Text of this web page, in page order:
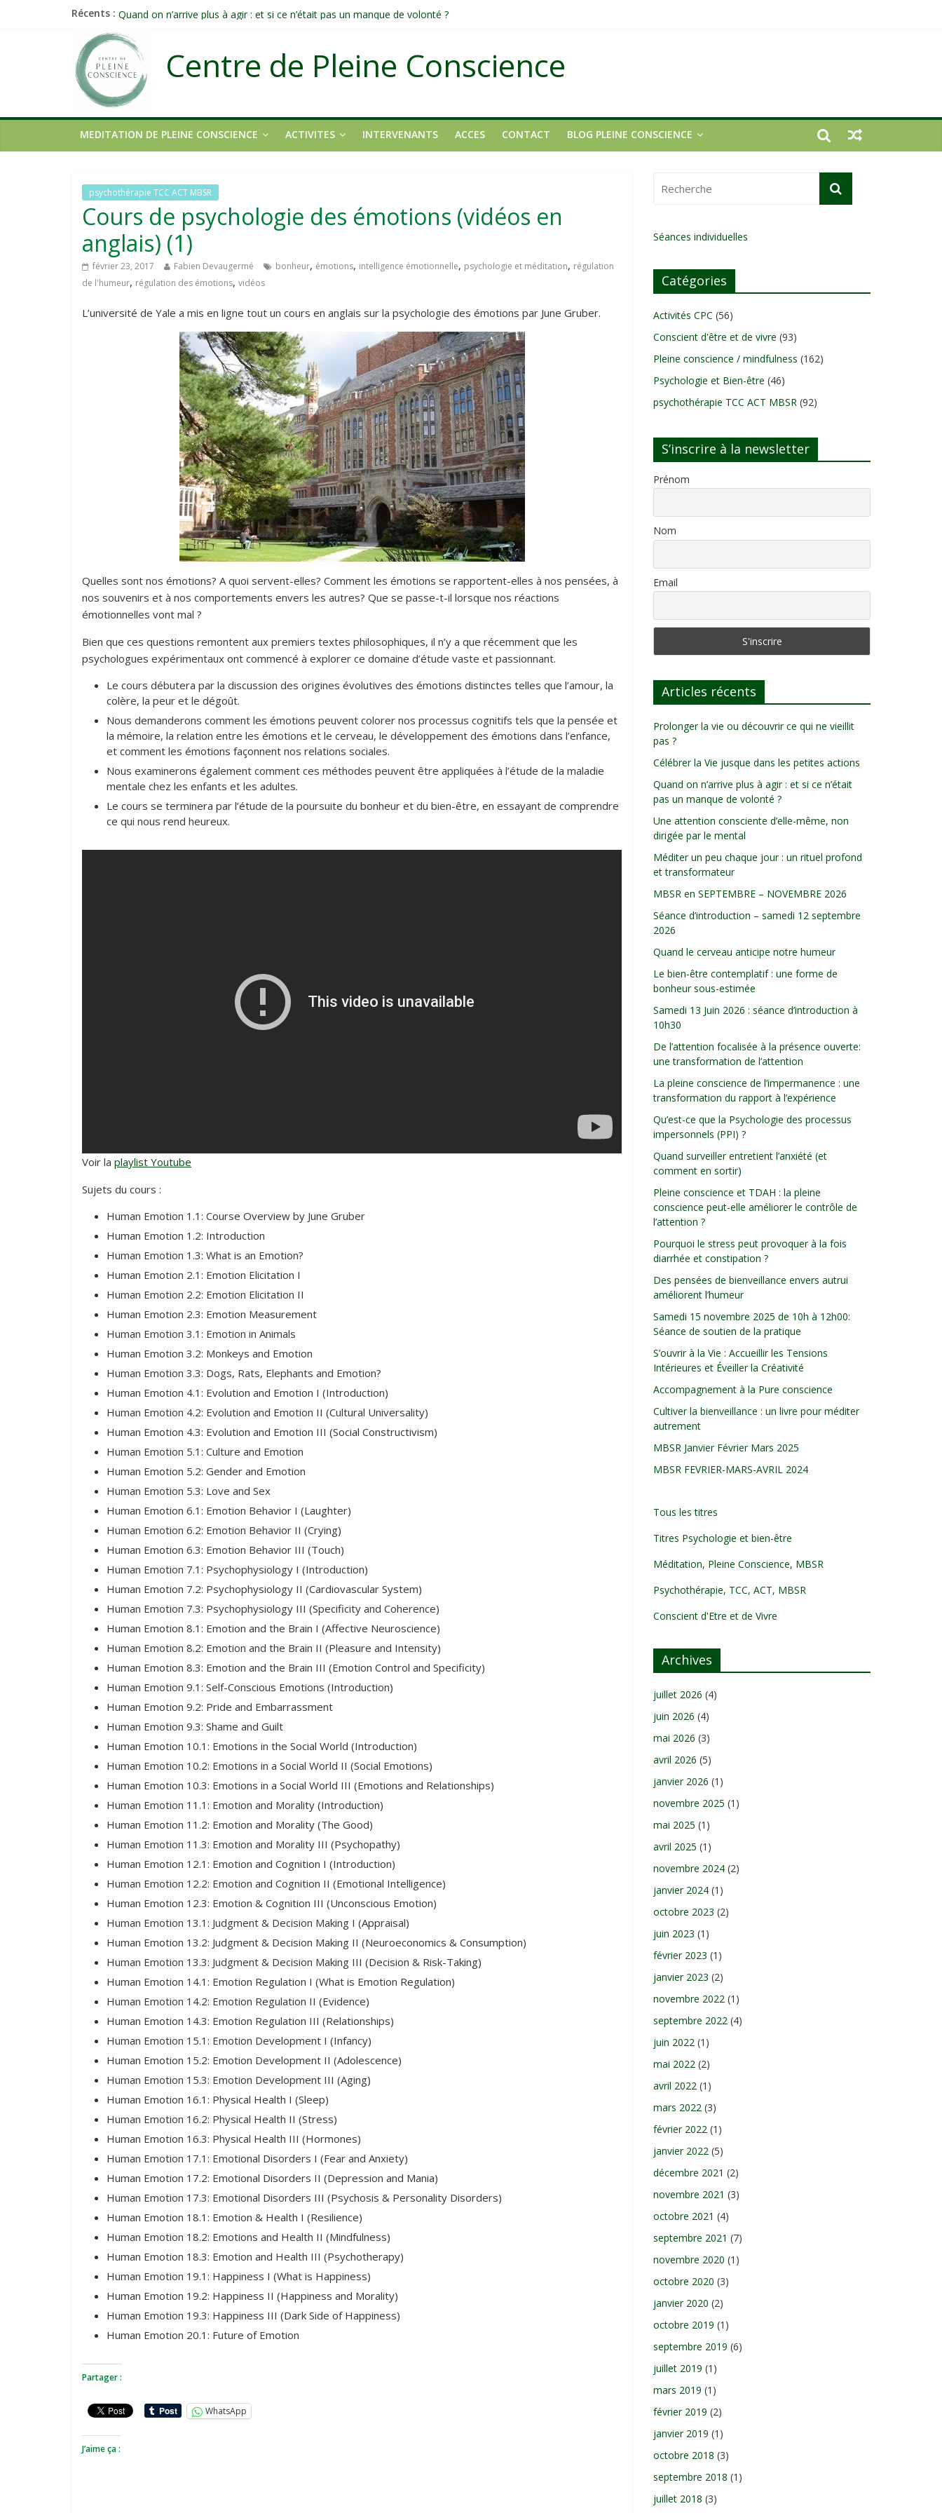
Récents : Célébrer la Vie jusque dans les petites actions
Une attention consciente d’elle-même, non dirigée par le mental
Méditer un peu chaque jour : un rituel profond et transformateur
Prolonger la vie ou découvrir ce qui ne vieillit pas ?
Centre de Pleine Conscience
MEDITATION DE PLEINE CONSCIENCE ACTIVITES INTERVENANTS ACCES CONTACT BLOG PLEINE CONSCIENCE
psychothérapie TCC ACT MBSR
Cours de psychologie des émotions (vidéos en
anglais) (1)
février 23, 2017 Fabien Devaugermé bonheur, émotions, intelligence émotionnelle, psychologie et méditation, régulation
de l'humeur, régulation des émotions, vidéos
L’université de Yale a mis en ligne tout un cours en anglais sur la psychologie des émotions par June Gruber.
Quelles sont nos émotions? A quoi servent-elles? Comment les émotions se rapportent-elles à nos pensées, à
nos souvenirs et à nos comportements envers les autres? Que se passe-t-il lorsque nos réactions
émotionnelles vont mal ?
Bien que ces questions remontent aux premiers textes philosophiques, il n’y a que récemment que les
psychologues expérimentaux ont commencé à explorer ce domaine d’étude vaste et passionnant.
Le cours débutera par la discussion des origines évolutives des émotions distinctes telles que l’amour, la
colère, la peur et le dégoût.
Nous demanderons comment les émotions peuvent colorer nos processus cognitifs tels que la pensée et
la mémoire, la relation entre les émotions et le cerveau, le développement des émotions dans l’enfance,
et comment les émotions façonnent nos relations sociales.
Nous examinerons également comment ces méthodes peuvent être appliquées à l’étude de la maladie
mentale chez les enfants et les adultes.
Le cours se terminera par l’étude de la poursuite du bonheur et du bien-être, en essayant de comprendre
ce qui nous rend heureux.
Voir la playlist Youtube
Sujets du cours :
Human Emotion 1.1: Course Overview by June Gruber
Human Emotion 1.2: Introduction
Human Emotion 1.3: What is an Emotion?
Human Emotion 2.1: Emotion Elicitation I
Human Emotion 2.2: Emotion Elicitation II
Human Emotion 2.3: Emotion Measurement
Human Emotion 3.1: Emotion in Animals
Human Emotion 3.2: Monkeys and Emotion
Human Emotion 3.3: Dogs, Rats, Elephants and Emotion?
Human Emotion 4.1: Evolution and Emotion I (Introduction)
Human Emotion 4.2: Evolution and Emotion II (Cultural Universality)
Human Emotion 4.3: Evolution and Emotion III (Social Constructivism)
Human Emotion 5.1: Culture and Emotion
Human Emotion 5.2: Gender and Emotion
Human Emotion 5.3: Love and Sex
Human Emotion 6.1: Emotion Behavior I (Laughter)
Human Emotion 6.2: Emotion Behavior II (Crying)
Human Emotion 6.3: Emotion Behavior III (Touch)
Human Emotion 7.1: Psychophysiology I (Introduction)
Human Emotion 7.2: Psychophysiology II (Cardiovascular System)
Human Emotion 7.3: Psychophysiology III (Specificity and Coherence)
Human Emotion 8.1: Emotion and the Brain I (Affective Neuroscience)
Human Emotion 8.2: Emotion and the Brain II (Pleasure and Intensity)
Human Emotion 8.3: Emotion and the Brain III (Emotion Control and Specificity)
Human Emotion 9.1: Self-Conscious Emotions (Introduction)
Human Emotion 9.2: Pride and Embarrassment
Human Emotion 9.3: Shame and Guilt
Human Emotion 10.1: Emotions in the Social World (Introduction)
Human Emotion 10.2: Emotions in a Social World II (Social Emotions)
Human Emotion 10.3: Emotions in a Social World III (Emotions and Relationships)
Human Emotion 11.1: Emotion and Morality (Introduction)
Human Emotion 11.2: Emotion and Morality (The Good)
Human Emotion 11.3: Emotion and Morality III (Psychopathy)
Human Emotion 12.1: Emotion and Cognition I (Introduction)
Human Emotion 12.2: Emotion and Cognition II (Emotional Intelligence)
Human Emotion 12.3: Emotion & Cognition III (Unconscious Emotion)
Human Emotion 13.1: Judgment & Decision Making I (Appraisal)
Human Emotion 13.2: Judgment & Decision Making II (Neuroeconomics & Consumption)
Human Emotion 13.3: Judgment & Decision Making III (Decision & Risk-Taking)
Human Emotion 14.1: Emotion Regulation I (What is Emotion Regulation)
Human Emotion 14.2: Emotion Regulation II (Evidence)
Human Emotion 14.3: Emotion Regulation III (Relationships)
Human Emotion 15.1: Emotion Development I (Infancy)
Human Emotion 15.2: Emotion Development II (Adolescence)
Human Emotion 15.3: Emotion Development III (Aging)
Human Emotion 16.1: Physical Health I (Sleep)
Human Emotion 16.2: Physical Health II (Stress)
Human Emotion 16.3: Physical Health III (Hormones)
Human Emotion 17.1: Emotional Disorders I (Fear and Anxiety)
Human Emotion 17.2: Emotional Disorders II (Depression and Mania)
Human Emotion 17.3: Emotional Disorders III (Psychosis & Personality Disorders)
Human Emotion 18.1: Emotion & Health I (Resilience)
Human Emotion 18.2: Emotions and Health II (Mindfulness)
Human Emotion 18.3: Emotion and Health III (Psychotherapy)
Human Emotion 19.1: Happiness I (What is Happiness)
Human Emotion 19.2: Happiness II (Happiness and Morality)
Human Emotion 19.3: Happiness III (Dark Side of Happiness)
Human Emotion 20.1: Future of Emotion
Partager :
WhatsApp
J’aime ça :
Séances individuelles
Catégories
Activités CPC (56)
Conscient d'être et de vivre (93)
Pleine conscience / mindfulness (162)
Psychologie et Bien-être (46)
psychothérapie TCC ACT MBSR (92)
S’inscrire à la newsletter
Prénom
Nom
Email
Articles récents
Prolonger la vie ou découvrir ce qui ne vieillit
pas ?
Célébrer la Vie jusque dans les petites actions
Quand on n’arrive plus à agir : et si ce n’était
pas un manque de volonté ?
Une attention consciente d’elle-même, non
dirigée par le mental
Méditer un peu chaque jour : un rituel profond
et transformateur
MBSR en SEPTEMBRE – NOVEMBRE 2026
Séance d’introduction – samedi 12 septembre
2026
Quand le cerveau anticipe notre humeur
Le bien-être contemplatif : une forme de
bonheur sous-estimée
Samedi 13 Juin 2026 : séance d’introduction à
10h30
De l’attention focalisée à la présence ouverte:
une transformation de l’attention
La pleine conscience de l’impermanence : une
transformation du rapport à l’expérience
Qu’est-ce que la Psychologie des processus
impersonnels (PPI) ?
Quand surveiller entretient l’anxiété (et
comment en sortir)
Pleine conscience et TDAH : la pleine
conscience peut-elle améliorer le contrôle de
l’attention ?
Pourquoi le stress peut provoquer à la fois
diarrhée et constipation ?
Des pensées de bienveillance envers autrui
améliorent l’humeur
Samedi 15 novembre 2025 de 10h à 12h00:
Séance de soutien de la pratique
S’ouvrir à la Vie : Accueillir les Tensions
Intérieures et Éveiller la Créativité
Accompagnement à la Pure conscience
Cultiver la bienveillance : un livre pour méditer
autrement
MBSR Janvier Février Mars 2025
MBSR FEVRIER-MARS-AVRIL 2024
Tous les titres
Titres Psychologie et bien-être
Méditation, Pleine Conscience, MBSR
Psychothérapie, TCC, ACT, MBSR
Conscient d'Etre et de Vivre
Archives
juillet 2026 (4)
juin 2026 (4)
mai 2026 (3)
avril 2026 (5)
janvier 2026 (1)
novembre 2025 (1)
mai 2025 (1)
avril 2025 (1)
novembre 2024 (2)
janvier 2024 (1)
octobre 2023 (2)
juin 2023 (1)
février 2023 (1)
janvier 2023 (2)
novembre 2022 (1)
septembre 2022 (4)
juin 2022 (1)
mai 2022 (2)
avril 2022 (1)
mars 2022 (3)
février 2022 (1)
janvier 2022 (5)
décembre 2021 (2)
novembre 2021 (3)
octobre 2021 (4)
septembre 2021 (7)
novembre 2020 (1)
octobre 2020 (3)
janvier 2020 (2)
octobre 2019 (1)
septembre 2019 (6)
juillet 2019 (1)
mars 2019 (1)
février 2019 (2)
janvier 2019 (1)
octobre 2018 (3)
septembre 2018 (1)
juillet 2018 (3)